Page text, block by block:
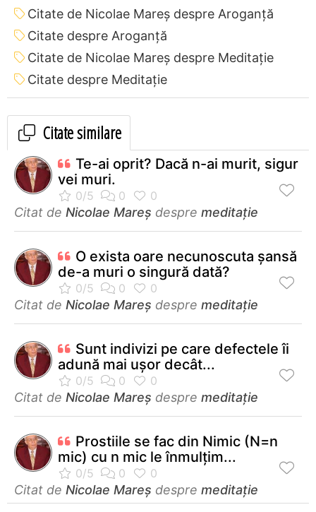
Citate de Nicolae Mareș despre Aroganță
Citate despre Aroganță
Citate de Nicolae Mareș despre Meditație
Citate despre Meditație
Citate similare
Te-ai oprit? Dacă n-ai murit, sigur
vei muri.
Citat de Nicolae Mareș despre meditație
O exista oare necunoscuta șansă
de-a muri o singură dată?
Citat de Nicolae Mareș despre meditație
Sunt indivizi pe care defectele îi
adună mai ușor decât...
Citat de Nicolae Mareș despre meditație
Prostiile se fac din Nimic (N=n
mic) cu n mic le înmulțim...
Citat de Nicolae Mareș despre meditație